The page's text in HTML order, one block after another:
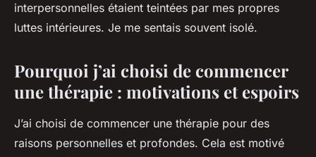
interpersonnelles étaient teintées par mes propres
luttes intérieures. Je me sentais souvent isolé.
Pourquoi j’ai choisi de commencer
une thérapie : motivations et espoirs
J’ai choisi de commencer une thérapie pour des
raisons personnelles et profondes. Cela est motivé